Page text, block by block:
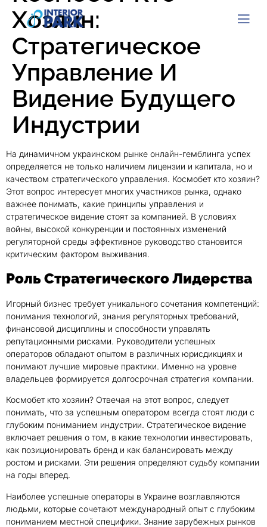
Хозяин:
Стратегическое
Управление И
Видение Будущего
Индустрии
На динамичном украинском рынке онлайн-гемблинга успех
определяется не только наличием лицензии и капитала, но и
качеством стратегического управления. Космобет кто хозяин?
Этот вопрос интересует многих участников рынка, однако
важнее понимать, какие принципы управления и
стратегическое видение стоят за компанией. В условиях
войны, высокой конкуренции и постоянных изменений
регуляторной среды эффективное руководство становится
критическим фактором выживания.
Роль Стратегического Лидерства
Игорный бизнес требует уникального сочетания компетенций:
понимания технологий, знания регуляторных требований,
финансовой дисциплины и способности управлять
репутационными рисками. Руководители успешных
операторов обладают опытом в различных юрисдикциях и
понимают лучшие мировые практики. Именно на уровне
владельцев формируется долгосрочная стратегия компании.
Космобет кто хозяин? Отвечая на этот вопрос, следует
понимать, что за успешным оператором всегда стоят люди с
глубоким пониманием индустрии. Стратегическое видение
включает решения о том, в какие технологии инвестировать,
как позиционировать бренд и как балансировать между
ростом и рисками. Эти решения определяют судьбу компании
на годы вперед.
Наиболее успешные операторы в Украине возглавляются
людьми, которые сочетают международный опыт с глубоким
пониманием местной специфики. Знание зарубежных рынков